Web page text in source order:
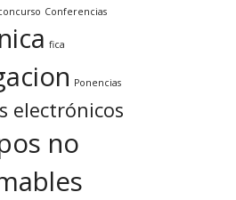
Conferencias
fica
Ponencias
electrónicos
no